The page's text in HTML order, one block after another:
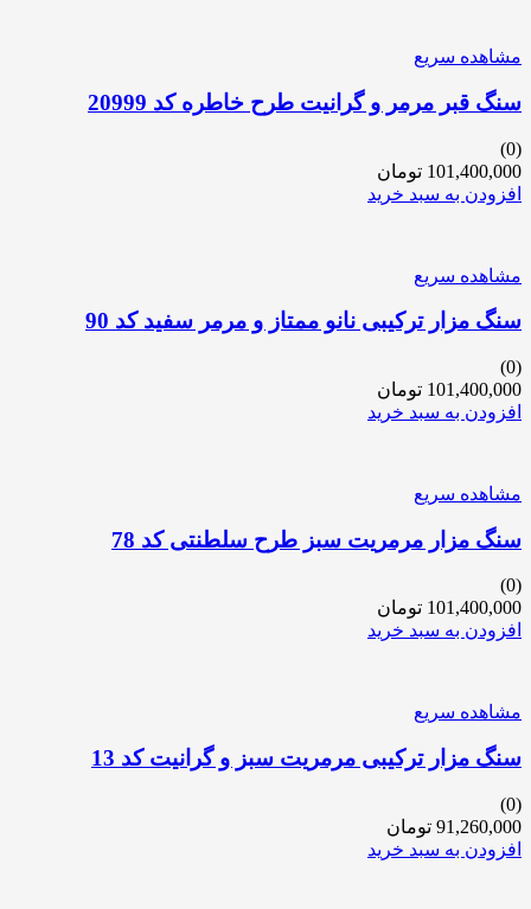
مشاهده سریع
سنگ قبر مرمر و گرانیت طرح خاطره کد 20999
(0)
101,400,000 تومان
افزودن به سبد خرید
مشاهده سریع
سنگ مزار ترکیبی نانو ممتاز و مرمر سفید کد 90
(0)
101,400,000 تومان
افزودن به سبد خرید
مشاهده سریع
سنگ مزار مرمریت سبز طرح سلطنتی کد 78
(0)
101,400,000 تومان
افزودن به سبد خرید
مشاهده سریع
سنگ مزار ترکیبی مرمریت سبز و گرانیت کد 13
(0)
91,260,000 تومان
افزودن به سبد خرید